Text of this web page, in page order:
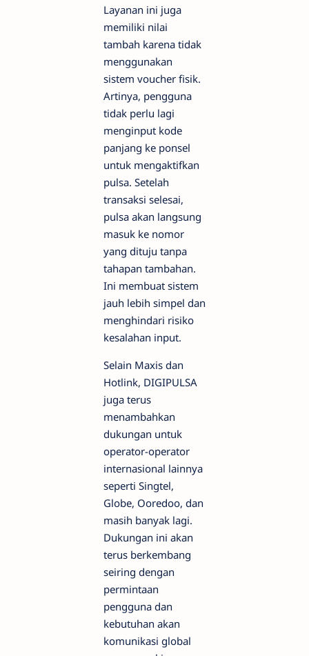
Layanan ini juga
memiliki nilai
tambah karena tidak
menggunakan
sistem voucher fisik.
Artinya, pengguna
tidak perlu lagi
menginput kode
panjang ke ponsel
untuk mengaktifkan
pulsa. Setelah
transaksi selesai,
pulsa akan langsung
masuk ke nomor
yang dituju tanpa
tahapan tambahan.
Ini membuat sistem
jauh lebih simpel dan
menghindari risiko
kesalahan input.
Selain Maxis dan
Hotlink, DIGIPULSA
juga terus
menambahkan
dukungan untuk
operator-operator
internasional lainnya
seperti Singtel,
Globe, Ooredoo, dan
masih banyak lagi.
Dukungan ini akan
terus berkembang
seiring dengan
permintaan
pengguna dan
kebutuhan akan
komunikasi global